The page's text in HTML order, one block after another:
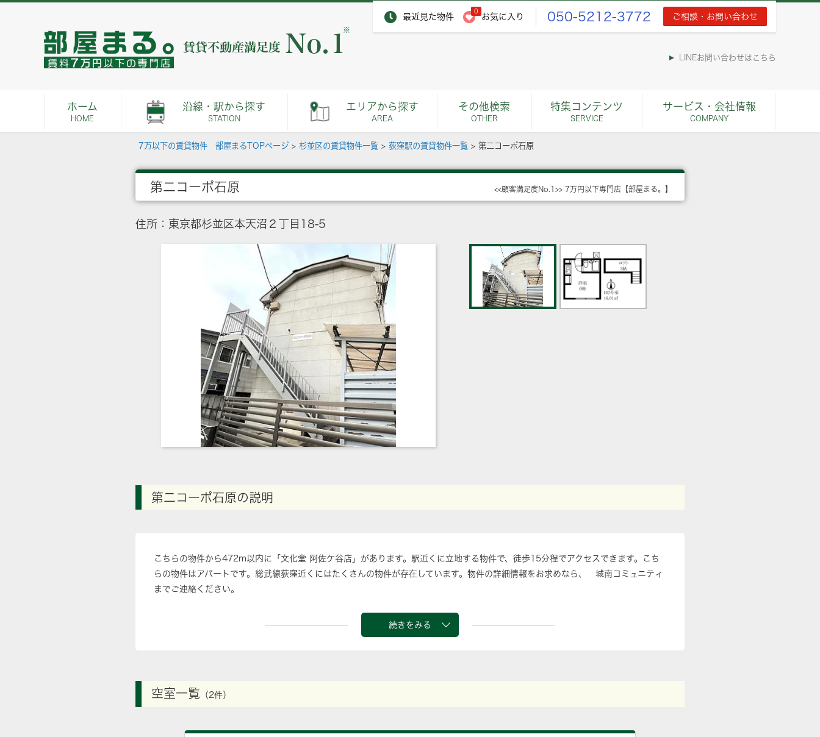
最近見た物件
0
お気に入り 050-5212-3772 ご相談・お問い合わせ
※
LINEお問い合わせはこちら
ホーム
HOME
沿線・駅から探す
STATION
エリアから探す
AREA
その他検索
OTHER
特集コンテンツ
SERVICE
サービス・会社情報
COMPANY
7万以下の賃貸物件 部屋まるTOPページ > 杉並区の賃貸物件一覧 > 荻窪駅の賃貸物件一覧 > 第二コーポ石原
第二コーポ石原 <<顧客満足度No.1>> 7万円以下専門店【部屋まる。】
住所：東京都杉並区本天沼２丁目18-5
第二コーポ石原の説明
こちらの物件から472m以内に「文化堂 阿佐ケ谷店」があります。駅近くに立地する物件で、徒歩15分程でアクセスできます。こち
らの物件はアパートです。総武線荻窪近くにはたくさんの物件が存在しています。物件の詳細情報をお求めなら、 城南コミュニティ
までご連絡ください。
続きをみる
空室一覧 （2件）